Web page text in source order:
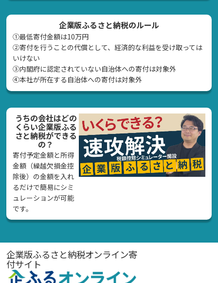
企業版ふるさと納税のルール
①最低寄付金額は10万円
②寄付を行うことの代償として、経済的な利益を受け取っては
いけない
➂内閣府に認定されていない自治体への寄付は対象外
④本社が所在する自治体への寄付は対象外
うちの会社はどの
くらい企業版ふる
さと納税ができる
の？
寄付予定金額と所得
金額（繰越欠損金控
除後）の金額を入れ
るだけで簡易にシミ
ュレーションが可能
です。
企業版ふるさと納税オンライン寄
付サイト